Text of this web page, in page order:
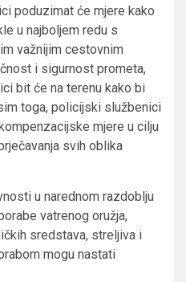
poduzimat će mjere kako
u najboljem redu s
važnijim cestovnim
i sigurnost prometa,
bit će na terenu kako bi
toga, policijski službenici
mjere u cilju
svih oblika
u narednom razdoblju
vatrenog oružja,
sredstava, streljiva i
mogu nastati